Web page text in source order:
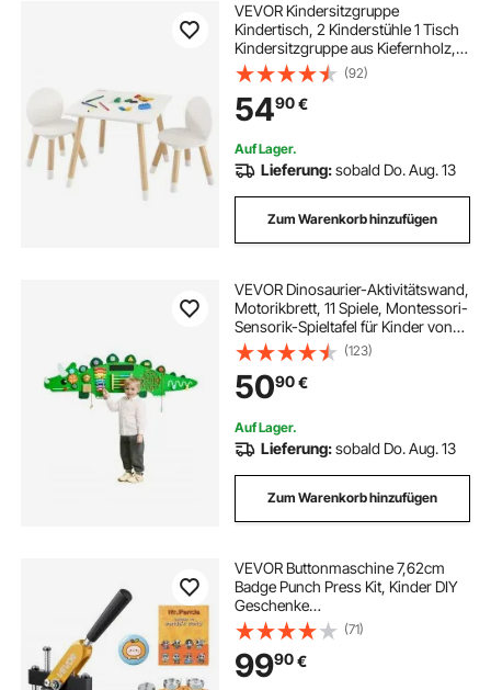
VEVOR Kindersitzgruppe
Kindertisch, 2 Kinderstühle 1 Tisch
Kindersitzgruppe aus Kiefernholz,
Kindertisch-Set Stabile
Kindermöbel Sitzmöbel für Kinder,
Mädchen, Jungen, Spielzimmer
Kindermöbelset Weiß
(92)
5490€
Auf Lager.
Lieferung:sobald Do. Aug. 13
Zum Warenkorb hinzufügen
VEVOR Dinosaurier-Aktivitätswand,
Motorikbrett, 11 Spiele, Montessori-
Sensorik-Spieltafel für Kinder von
3–12 Jahren, Lernaktivitätszentrum,
ideal für Kinder-Spielzimmer,
Kindergarten, Klassenzimmer
(123)
5090€
Auf Lager.
Lieferung:sobald Do. Aug. 13
Zum Warenkorb hinzufügen
VEVOR Buttonmaschine 7,62cm
Badge Punch Press Kit, Kinder DIY
Geschenke
Knopfmachermaschine, Button
Herstellung Abzeichen mit 100 Stk.
Button Teile & Kreisschneider &
Zauberbuch
(71)
9990€